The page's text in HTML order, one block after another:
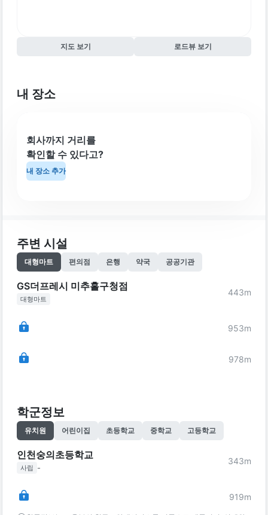
지도 보기 로드뷰 보기
내 장소
회사까지 거리를
확인할 수 있다고?
내 장소 추가
주변 시설
대형마트 편의점 은행 약국 공공기관
GS더프레시 미추홀구청점
대형마트
443m
953m
978m
학군정보
유치원 어린이집 초등학교 중학교 고등학교
인천숭의초등학교
사립 -
343m
919m